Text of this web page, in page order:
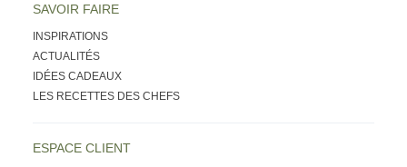
SAVOIR FAIRE
INSPIRATIONS
ACTUALITÉS
IDÉES CADEAUX
LES RECETTES DES CHEFS
ESPACE CLIENT